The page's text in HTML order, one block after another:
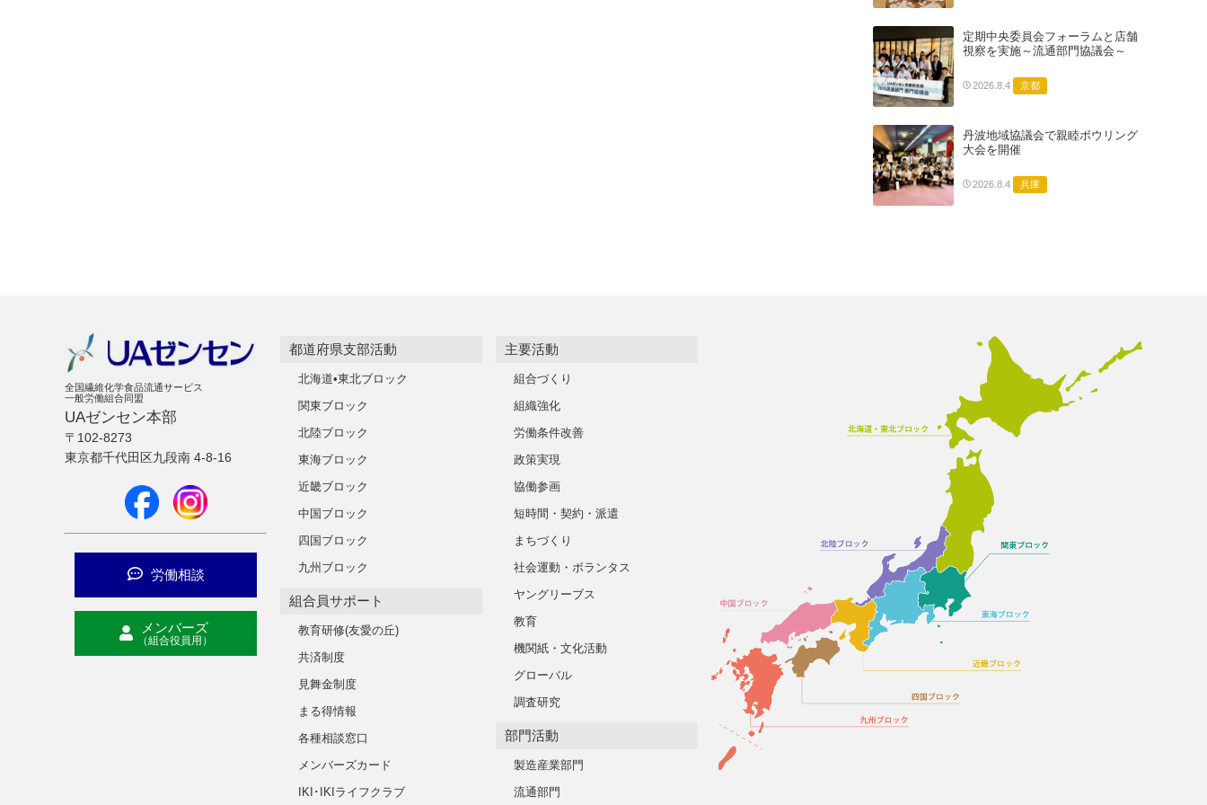
定期中央委員会フォーラムと店舗
視察を実施～流通部門協議会～
2026.8.4 京都
丹波地域協議会で親睦ボウリング
大会を開催
2026.8.4 兵庫
全国繊維化学食品流通サービス
一般労働組合同盟
UAゼンセン本部
〒102-8273
東京都千代田区九段南 4-8-16
労働相談
メンバーズ
（組合役員用）
都道府県支部活動
北海道•東北ブロック
関東ブロック
北陸ブロック
東海ブロック
近畿ブロック
中国ブロック
四国ブロック
九州ブロック
組合員サポート
教育研修(友愛の丘)
共済制度
見舞金制度
まる得情報
各種相談窓口
メンバーズカード
IKI･IKIライフクラブ
主要活動
組合づくり
組織強化
労働条件改善
政策実現
協働参画
短時間・契約・派遣
まちづくり
社会運動・ボランタス
ヤングリーブス
教育
機関紙・文化活動
グローバル
調査研究
部門活動
製造産業部門
流通部門